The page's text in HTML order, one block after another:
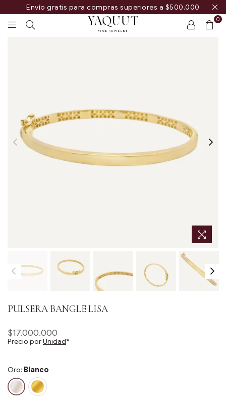
Envío gratis para compras superiores a $500.000
0
PULSERA BANGLE LISA
Precio
habitual
$17.000.000
Precio porUnidad*
Oro: Blanco